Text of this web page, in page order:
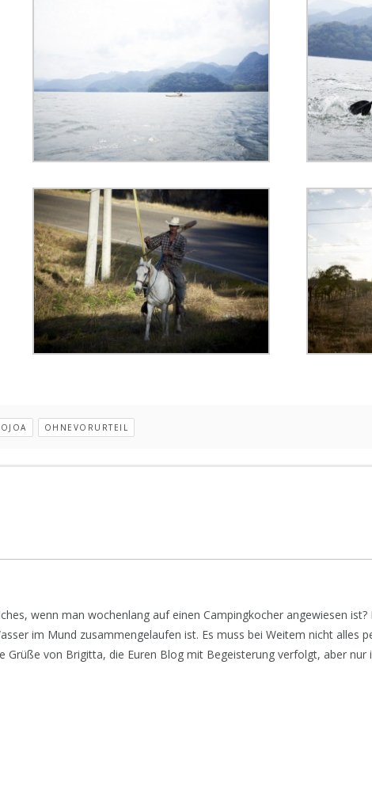
OHNEVORURTEIL
wenn man wochenlang auf einen Campingkocher angewiesen
im Mund zusammengelaufen ist. Es muss bei Weitem nicht alles
Grüße von Brigitta, die Euren Blog mit Begeisterung verfolgt, aber